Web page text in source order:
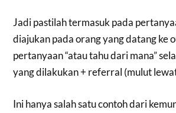
Jadi pastilah termasuk pada
diajukan pada orang yang datang ke
pertanyaan “atau tahu dari mana”
yang dilakukan + referral (mulut
Ini hanya salah satu contoh dari